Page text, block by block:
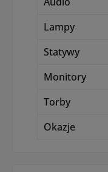
Lampy
Statywy
Monitory
Torby
Okazje